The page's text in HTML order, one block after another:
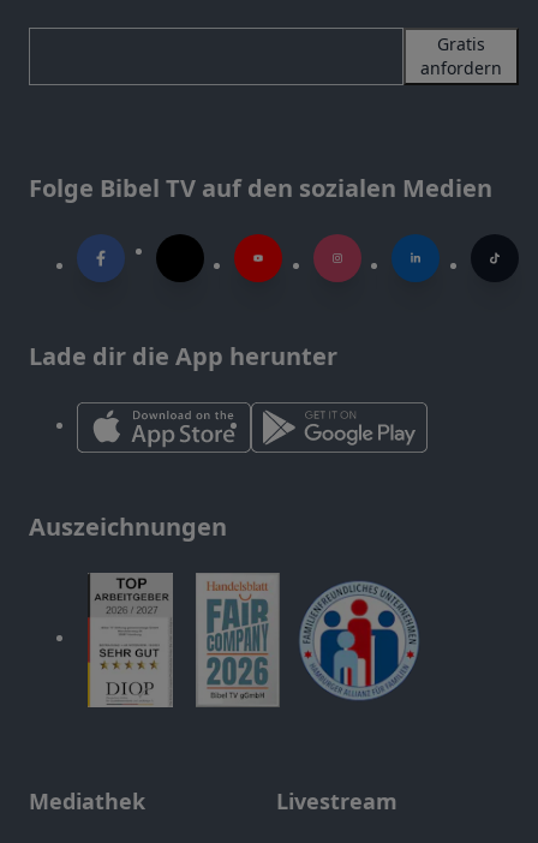
Gratis
anfordern
Folge Bibel TV auf den sozialen Medien
Lade dir die App herunter
Auszeichnungen
Mediathek Livestream